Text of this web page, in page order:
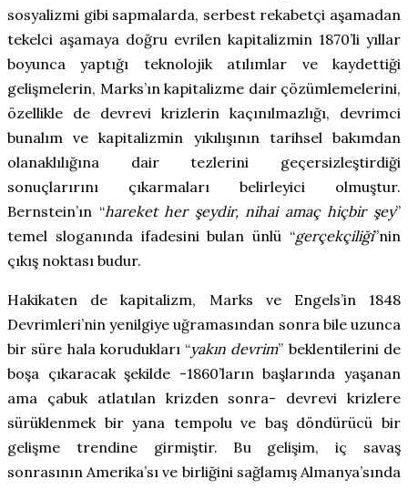
sosyalizmi gibi sapmalarda, serbest rekabetçi aşamadan
tekelci aşamaya doğru evrilen kapitalizmin 1870’li yıllar
boyunca yaptığı teknolojik atılımlar ve kaydettiği
gelişmelerin, Marks’ın kapitalizme dair çözümlemelerini,
özellikle de devrevi krizlerin kaçınılmazlığı, devrimci
bunalım ve kapitalizmin yıkılışının tarihsel bakımdan
olanaklılığına dair tezlerini geçersizleştirdiği
sonuçlarırını çıkarmaları belirleyici olmuştur.
Bernstein’ın “hareket her şeydir, nihai amaç hiçbir şey”
temel sloganında ifadesini bulan ünlü “gerçekçiliği”nin
çıkış noktası budur.
Hakikaten de kapitalizm, Marks ve Engels’in 1848
Devrimleri’nin yenilgiye uğramasından sonra bile uzunca
bir süre hala korudukları “yakın devrim” beklentilerini de
boşa çıkaracak şekilde -1860’ların başlarında yaşanan
ama çabuk atlatılan krizden sonra- devrevi krizlere
sürüklenmek bir yana tempolu ve baş döndürücü bir
gelişme trendine girmiştir. Bu gelişim, iç savaş
sonrasının Amerika’sı ve birliğini sağlamış Almanya’sında